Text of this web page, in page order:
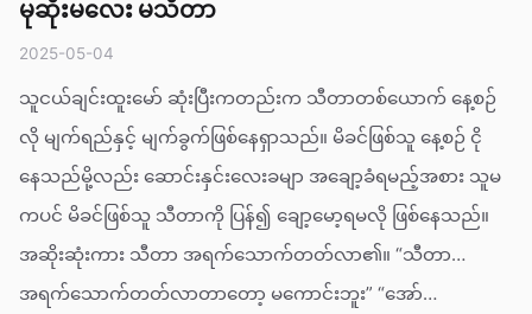
မုဆိုးမလေး မသီတာ
2025-05-04
သူငယ်ချင်းထူးမော် ဆုံးပြီးကတည်းက သီတာတစ်ယောက် နေ့စဉ်
လို မျက်ရည်နှင့် မျက်ခွက်ဖြစ်နေရှာသည်။ မိခင်ဖြစ်သူ နေ့စဉ် ငို
နေသည်မို့လည်း ဆောင်းနှင်းလေးခမျာ အချော့ခံရမည့်အစား သူမ
ကပင် မိခင်ဖြစ်သူ သီတာကို ပြန်၍ ချော့မော့ရမလို ဖြစ်နေသည်။
အဆိုးဆုံးကား သီတာ အရက်သောက်တတ်လာ၏။ “သီတာ…
အရက်သောက်တတ်လာတာတော့ မကောင်းဘူး” “အော်…